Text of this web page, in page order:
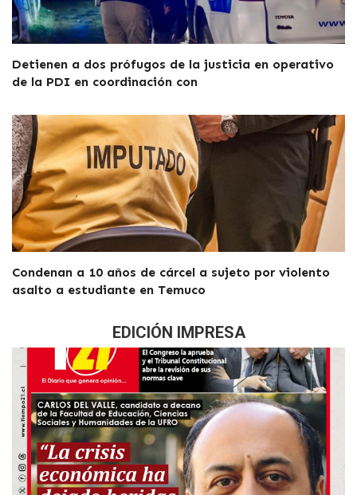
Detienen a dos prófugos de la justicia en operativo
de la PDI en coordinación con
Condenan a 10 años de cárcel a sujeto por violento
asalto a estudiante en Temuco
EDICIÓN IMPRESA